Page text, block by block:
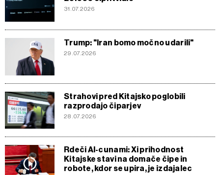
31.07.2026
Trump: "Iran bomo močno udarili"
29.07.2026
Strahovi pred Kitajsko poglobili
razprodajo čiparjev
28.07.2026
Rdeči AI-cunami: Xi prihodnost
Kitajske stavi na domače čipe in
robote, kdor se upira, je izdajalec